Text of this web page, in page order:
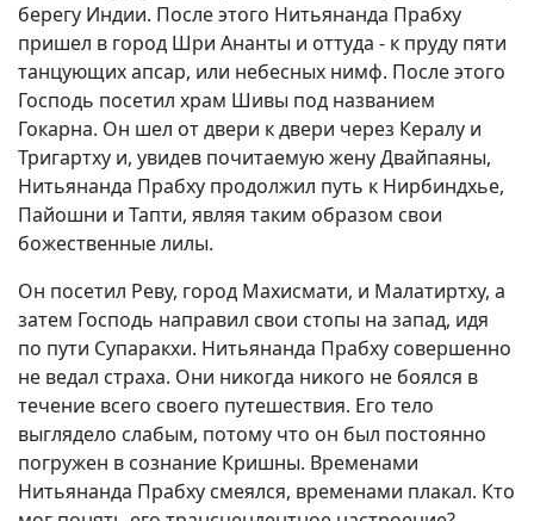
берегу Индии. После этого Нитьянанда Прабху
пришел в город Шри Ананты и оттуда - к пруду пяти
танцующих апсар, или небесных нимф. После этого
Господь посетил храм Шивы под названием
Гокарна. Он шел от двери к двери через Кералу и
Тригартху и, увидев почитаемую жену Двайпаяны,
Нитьянанда Прабху продолжил путь к Нирбиндхье,
Пайошни и Тапти, являя таким образом свои
божественные лилы.
Он посетил Реву, город Махисмати, и Малатиртху, а
затем Господь направил свои стопы на запад, идя
по пути Супаракхи. Нитьянанда Прабху совершенно
не ведал страха. Они никогда никого не боялся в
течение всего своего путешествия. Его тело
выглядело слабым, потому что он был постоянно
погружен в сознание Кришны. Временами
Нитьянанда Прабху смеялся, временами плакал. Кто